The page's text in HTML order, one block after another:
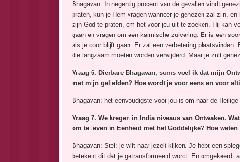
Bhagavan: In negentig procent van de gevallen vindt
praten, kun je Hem vragen wanneer je genezen zal zijn,
zijn God te praten, om het voor jou uit te zoeken. Hij kan
gaan en vragen om een karmische zuivering. Er is een
als je door blijft gaan. Er zal een verbetering
die langzaam moeten worden verwijderd. Maar je zult
Vraag 6. DierbareBhagavan, soms voel ik dat mijn
met mijn geliefden? Hoe wordt je voor eens en voor
Bhagavan: het eenvoudigste voor jou is om naar de
Vraag 7. We kregen in India niveaus van Ontwaken.
om te leven in Eenheid met het Goddelijke? Hoe
Bhagavan: Stel: je wilt naar jezelf kijken. Je hebt een
betekent dit dat je getransformeerd wordt. En